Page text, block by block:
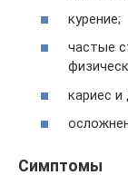
курение;
частые
кариес и
Симптомы